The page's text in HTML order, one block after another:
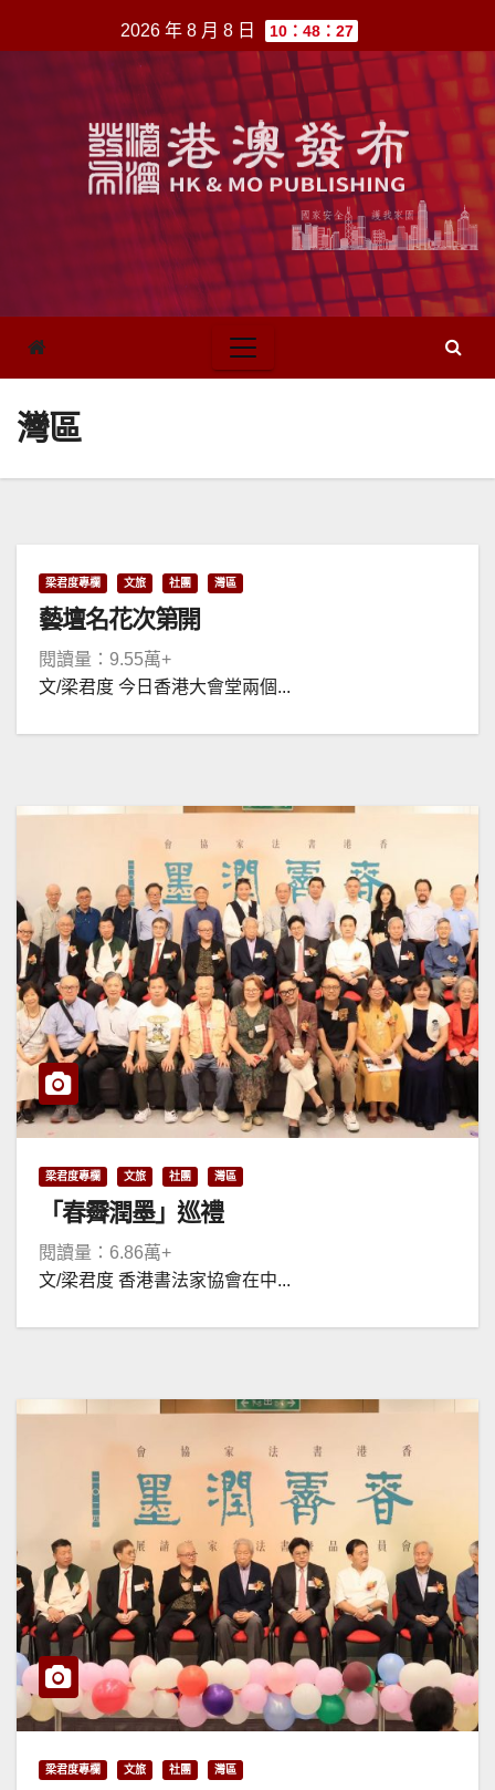
至
2026 年 8 月 8 日 10：48：27
灣區
梁君度專欄 文旅 社團 灣區
藝壇名花次第開
閱讀量：9.55萬+
文/梁君度 今日香港大會堂兩個...
梁君度專欄 文旅 社團 灣區
「春霽潤墨」巡禮
閱讀量：6.86萬+
文/梁君度 香港書法家協會在中...
梁君度專欄 文旅 社團 灣區